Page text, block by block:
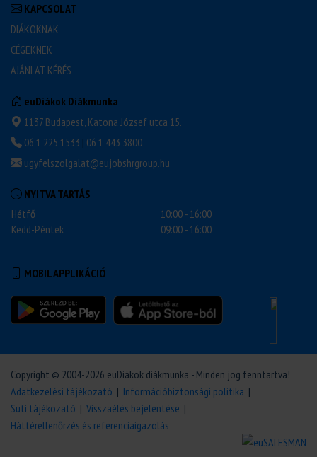
KAPCSOLAT
DIÁKOKNAK
CÉGEKNEK
AJÁNLAT KÉRÉS
euDiákok Diákmunka
1137 Budapest, Katona József utca 15.
06 1 225 1533 | 06 1 443 3800
ugyfelszolgalat@eujobshrgroup.hu
NYITVA TARTÁS
Hétfő
10:00 - 16:00
Kedd-Péntek
09:00 - 16:00
MOBIL APPLIKÁCIÓ
Copyright © 2004-2026 euDiákok diákmunka - Minden jog fenntartva!
Adatkezelési tájékozató | Információbiztonsági politika |
Süti tájékozató | Visszaélés bejelentése |
Háttérellenőrzés és referenciaigazolás